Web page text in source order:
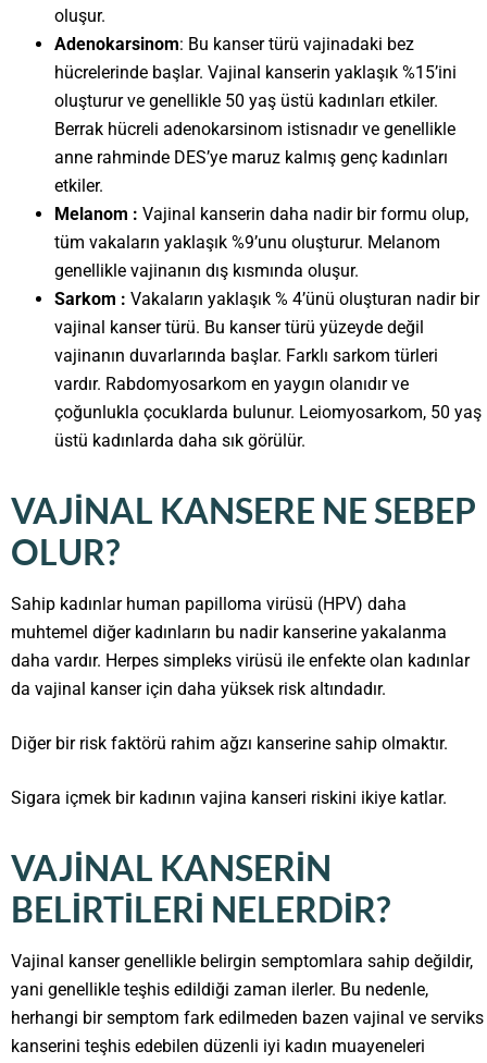
oluşur.
Adenokarsinom: Bu kanser türü vajinadaki bez
hücrelerinde başlar. Vajinal kanserin yaklaşık %15’ini
oluşturur ve genellikle 50 yaş üstü kadınları etkiler.
Berrak hücreli adenokarsinom istisnadır ve genellikle
anne rahminde DES’ye maruz kalmış genç kadınları
etkiler.
Melanom : Vajinal kanserin daha nadir bir formu olup,
tüm vakaların yaklaşık %9’unu oluşturur. Melanom
genellikle vajinanın dış kısmında oluşur.
Sarkom : Vakaların yaklaşık % 4’ünü oluşturan nadir bir
vajinal kanser türü. Bu kanser türü yüzeyde değil
vajinanın duvarlarında başlar. Farklı sarkom türleri
vardır. Rabdomyosarkom en yaygın olanıdır ve
çoğunlukla çocuklarda bulunur. Leiomyosarkom, 50 yaş
üstü kadınlarda daha sık görülür.
VAJINAL KANSERE NE SEBEP
OLUR?
Sahip kadınlar human papilloma virüsü (HPV) daha
muhtemel diğer kadınların bu nadir kanserine yakalanma
daha vardır. Herpes simpleks virüsü ile enfekte olan kadınlar
da vajinal kanser için daha yüksek risk altındadır.
Diğer bir risk faktörü rahim ağzı kanserine sahip olmaktır.
Sigara içmek bir kadının vajina kanseri riskini ikiye katlar.
VAJINAL KANSERIN
BELIRTILERI NELERDIR?
Vajinal kanser genellikle belirgin semptomlara sahip değildir,
yani genellikle teşhis edildiği zaman ilerler. Bu nedenle,
herhangi bir semptom fark edilmeden bazen vajinal ve serviks
kanserini teşhis edebilen düzenli iyi kadın muayeneleri